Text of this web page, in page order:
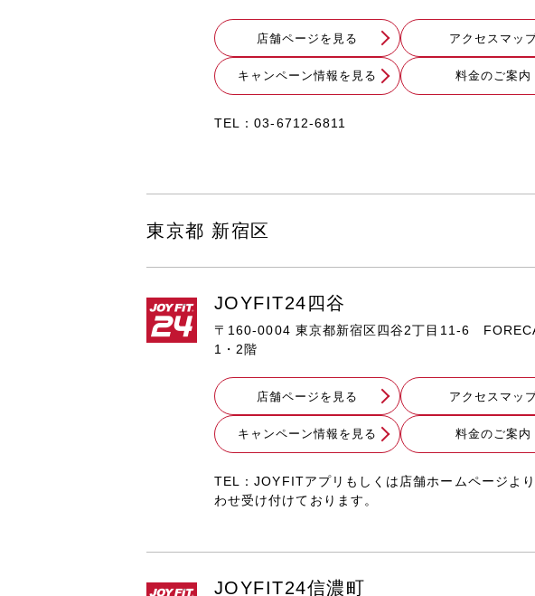
店舗ページを見る アクセスマッ
キャンペーン情報を見る 料⾦のご案内
TEL：03-6712-6811
東京都 新宿区
JOYFIT24四谷
〒160-0004 東京都新宿区四谷2丁目11-6
1・2階
店舗ページを見る アクセスマッ
キャンペーン情報を見る 料⾦のご案内
TEL：JOYFITアプリもしくは店舗ホームページよ
わせ受け付けております。
JOYFIT24信濃町